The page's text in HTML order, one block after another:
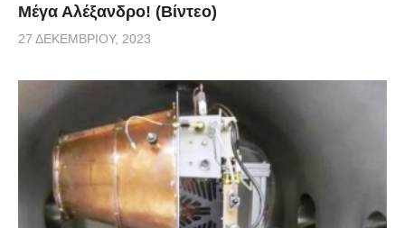
Μέγα Αλέξανδρο! (Βίντεο)
27 ΔΕΚΕΜΒΡΊΟΥ, 2023